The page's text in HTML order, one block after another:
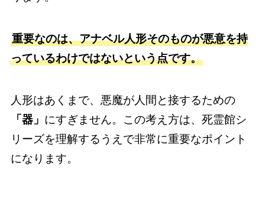
重要なのは、アナベル人形そのものが悪意を持
っているわけではないという点です。
人形はあくまで、悪魔が人間と接するための
「器」 にすぎません。この考え方は、死霊館シ
リーズを理解するうえで非常に重要なポイント
になります。